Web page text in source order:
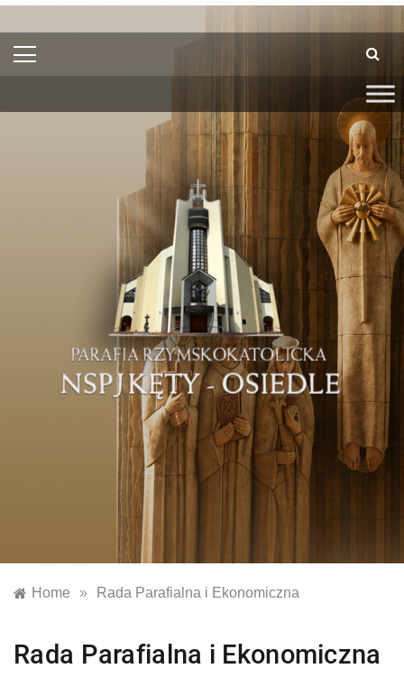
Parafia NSPJ Kęty – Osiedle
Strona internetowa Parafii Najświętszego Serca Pana
Jezusa w Kętach
Home » Rada Parafialna i Ekonomiczna
Rada Parafialna i Ekonomiczna